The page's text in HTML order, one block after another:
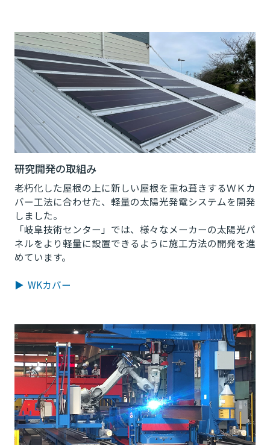
研究開発の取組み
老朽化した屋根の上に新しい屋根を重ね葺きするＷＫカ
バー工法に合わせた、軽量の太陽光発電システムを開発
しました。
「岐阜技術センター」では、様々なメーカーの太陽光パ
ネルをより軽量に設置できるように施工方法の開発を進
めています。
▶ WKカバー